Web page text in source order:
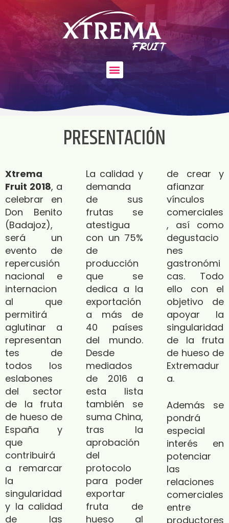
PRESENTACIÓN
Xtrema
Fruit 2018, a
celebrar en
Don Benito
(Badajoz),
será un
evento de
repercusión
nacional e
internacion
al que
permitirá
aglutinar a
representan
tes de
todos los
eslabones
del sector
de la fruta
de hueso de
España y
que
contribuirá
a remarcar
la
singularidad
y la calidad
de las
La calidad y
demanda
de sus
frutas se
atestigua
con un 75%
de
producción
que se
dedica a la
exportación
a más de
40 países
del mundo.
Desde
mediados
de 2016 a
esta lista
también se
suma China,
tras la
aprobación
del
protocolo
para poder
exportar
fruta de
hueso al
de crear y
afianzar
vínculos
comerciales
, así como
degustacio
nes
gastronómi
cas. Todo
ello con el
objetivo de
apoyar la
singularidad
de la fruta
de hueso de
Extremadur
a.
Además se
pondrá
especial
interés en
potenciar
las
relaciones
comerciales
entre
productores